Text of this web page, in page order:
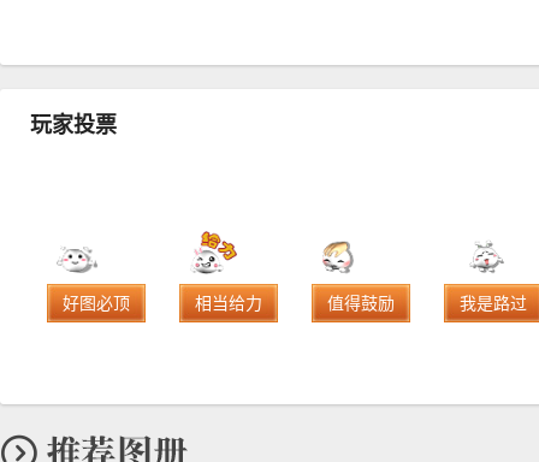
玩家投票
好图必顶 相当给力 值得鼓励 我是路过